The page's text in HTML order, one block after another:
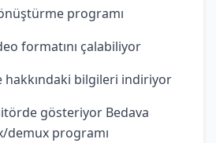
programı
formatını çalabiliyor
hakkındaki bilgileri indiriyor
gösteriyor Bedava
demux programı